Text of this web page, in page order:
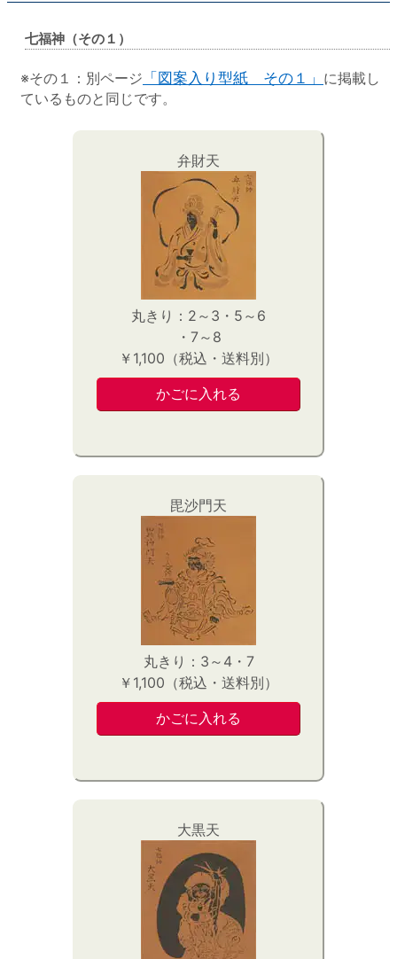
七福神（その１）
※その１：別ページ 「図案入り型紙 その１」 に掲載し
ているものと同じです。
弁財天
丸きり：2～3・5～6
・7～8
￥1,100（税込・送料別）
毘沙門天
丸きり：3～4・7
￥1,100（税込・送料別）
大黒天